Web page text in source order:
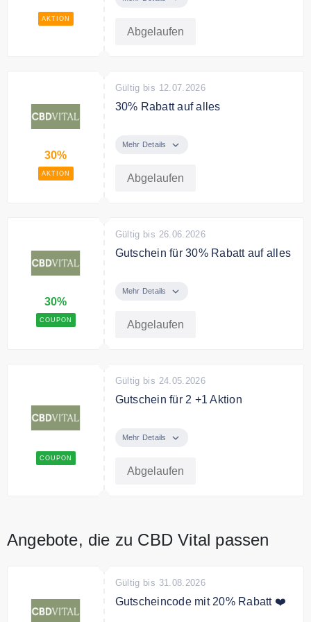
AKTION
Ausgenommen Kategorie
Abgelaufen
30%
AKTION
Gültig bis 12.07.2026
30% Rabatt auf alles
das Sortiment
Ausgenommen Kategorie
Mehr Details
Abgelaufen
30%
COUPON
Gültig bis 26.06.2026
Gutschein für 30% Rabatt auf alles
das gesamte Sortiment.
Ausgenommen Kategorie
Mehr Details
Abgelaufen
COUPON
Gültig bis 24.05.2026
Gutschein für 2 +1 Aktion
Gutscheincode 1 Produkt gratis.
Mehr Details
Abgelaufen
Angebote, die zu CBD Vital passen
Gültig bis 31.08.2026
Gutscheincode mit 20% Rabatt ❤️